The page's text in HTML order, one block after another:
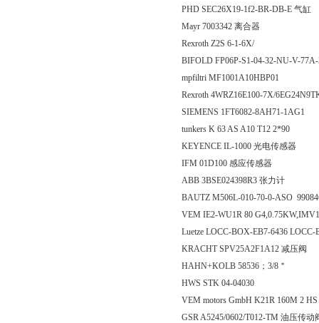
PHD SEC26X19-1f2-BR-DB-E 气缸
Mayr 7003342 离合器
Rexroth Z2S 6-1-6X/
BIFOLD FP06P-S1-04-32-NU-V-
mpfiltri MF1001A10HBP01
Rexroth 4WRZ16E100-7X/
SIEMENS 1FT6082-8AH71-1AG1
tunkers K 63 AS A10 T12 2*90
KEYENCE IL-1000 光电传感器
IFM 01D100 感应传感器
ABB 3BSE024398R3 张力计
BAUTZ M506L-010-70-0-ASO
VEM IE2-WU1R 80
Luetze LOCC-BOX-EB7-6436
KRACHT SPV25A2F1A12 减压阀
HAHN+KOLB 58536；3/8＂
HWS STK 04-04030
VEM motors GmbH K21R 160M 2
GSR A5245/0602/T012-TM 油压传动